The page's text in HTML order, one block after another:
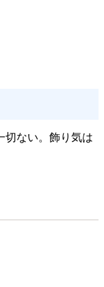
切ない。飾り気は